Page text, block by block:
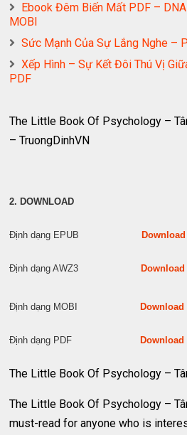
Ebook Đêm Biến Mất PDF –
MOBI
Sức Mạnh Của Sự Lắng Nghe –
Xếp Hình – Sự Kết Đôi Thú Vị
PDF
The Little Book Of Psychology –
– TruongDinhVN
2. DOWNLOAD
Định dạng EPUB Download
Định dạng AWZ3 Download
Định dạng MOBI Download
Định dạng PDF Download
The Little Book Of Psychology –
The Little Book Of Psychology –
must-read for anyone who is